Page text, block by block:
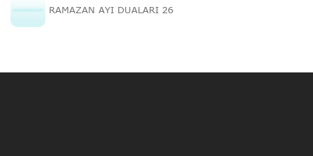
RAMAZAN AYI DUALARI 26